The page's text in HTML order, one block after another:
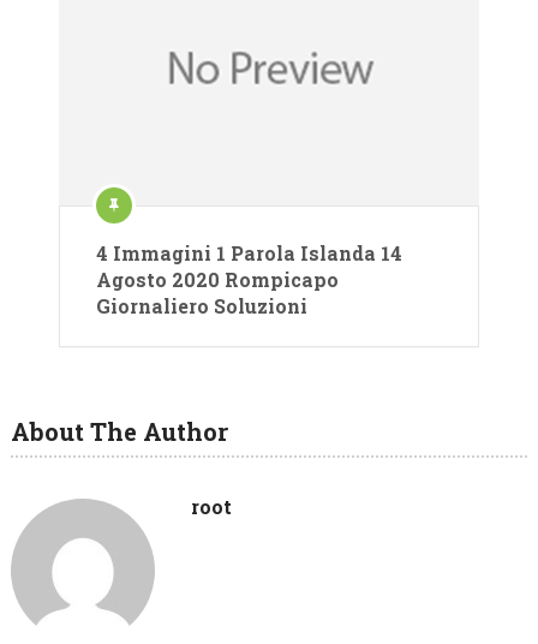
4 Immagini 1 Parola Islanda 14
Agosto 2020 Rompicapo
Giornaliero Soluzioni
About The Author
root